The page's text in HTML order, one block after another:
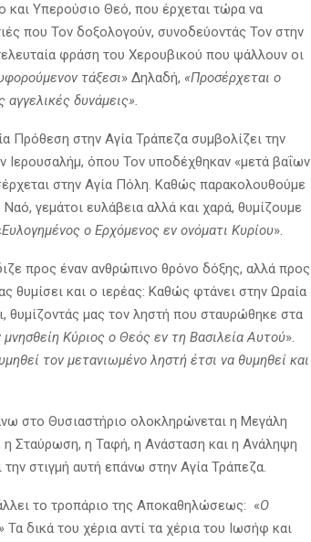
και Υπερούσιο Θεό, που έρχεται τώρα να
που Τον δοξολογούν, συνοδεύοντάς Τον στην
φράση του Χερουβικού που ψάλλουν οι
τάξεσι» Δηλαδή, «Προσέρχεται ο
δυνάμεις».
στην Αγία Τράπεζα συμβολίζει την
Ιερουσαλήμ, όπου Τον υποδέχθηκαν «μετά βαΐων
στην Αγία Πόλη. Καθώς παρακολουθούμε
γεμάτοι ευλάβεια αλλά και χαρά, θυμίζουμε
Ευλογημένος ο Ερχόμενος εν ονόματι Κυρίου».
προς έναν ανθρώπινο θρόνο δόξης, αλλά προς
θυμίσει και ο ιερέας: Καθώς φτάνει στην Ωραία
θυμίζοντάς μας τον ληστή που σταυρώθηκε στα
Κύριος ο Θεός εν τη Βασιλεία Αυτού».
τον μετανιωμένο ληστή έτσι να θυμηθεί και
στο Θυσιαστήριο ολοκληρώνεται η Μεγάλη
η Σταύρωση, η Ταφή, η Ανάσταση και η Ανάληψη
στιγμή αυτή επάνω στην Αγία Τράπεζα.
το τροπάριο της Αποκαθηλώσεως: «Ο
Τα δικά του χέρια αντί τα χέρια του Ιωσήφ και